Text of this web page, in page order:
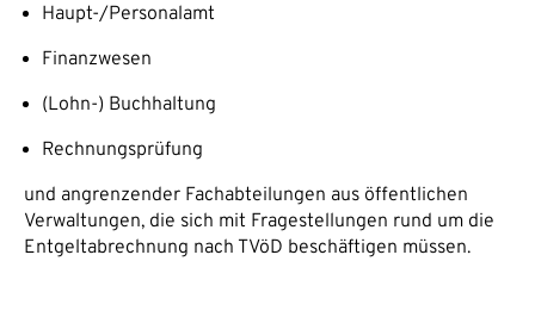
Haupt-/Personalamt
Finanzwesen
(Lohn-) Buchhaltung
Rechnungsprüfung
und angrenzender Fachabteilungen aus öffentlichen
Verwaltungen, die sich mit Fragestellungen rund um die
Entgeltabrechnung nach TVöD beschäftigen müssen.